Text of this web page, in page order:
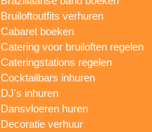
Bruiloftoutfits verhuren
Cabaret boeken
Catering voor bruiloften regelen
Cateringstations regelen
Cocktailbars inhuren
DJ's inhuren
Dansvloeren huren
Decoratie verhuur